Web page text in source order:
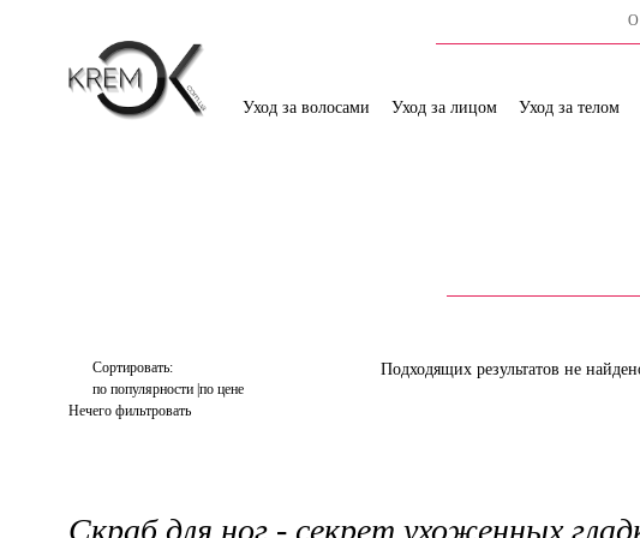
О
Уход за волосами Уход за лицом Уход за телом
Сортировать:
по популярности по цене
Нечего фильтровать
Подходящих результатов не
Скраб для ног - секрет ухоженных